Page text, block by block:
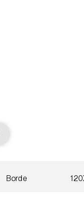
Borde